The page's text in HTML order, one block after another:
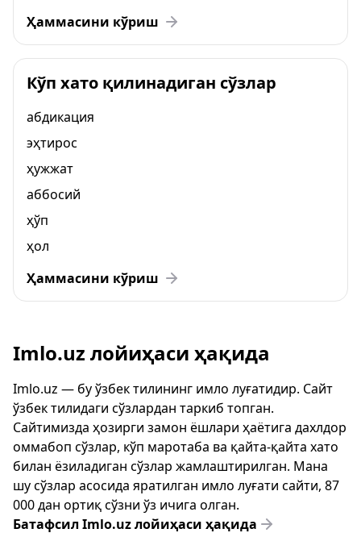
Ҳаммасини кўриш
Кўп хато қилинадиган сўзлар
абдикация
эҳтирос
ҳужжат
аббосий
ҳўп
ҳол
Ҳаммасини кўриш
Imlo.uz лойиҳаси ҳақида
Imlo.uz — бу ўзбек тилининг имло луғатидир. Сайт
ўзбек тилидаги сўзлардан таркиб топган.
Сайтимизда ҳозирги замон ёшлари ҳаётига дахлдор
оммабоп сўзлар, кўп маротаба ва қайта-қайта хато
билан ёзиладиган сўзлар жамлаштирилган. Мана
шу сўзлар асосида яратилган имло луғати сайти, 87
000 дан ортиқ сўзни ўз ичига олган.
Батафсил Imlo.uz лойиҳаси ҳақида